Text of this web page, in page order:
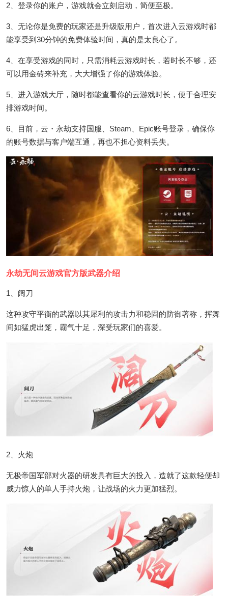
2、登录你的账户，游戏就会立刻启动，简便至极。
3、无论你是免费的玩家还是升级版用户，首次进入云游戏时都
能享受到30分钟的免费体验时间，真的是太良心了。
4、在享受游戏的同时，只需消耗云游戏时长，若时长不够，还
可以用金砖来补充，大大增强了你的游戏体验。
5、进入游戏大厅，随时都能查看你的云游戏时长，便于合理安
排游戏时间。
6、目前，云・永劫支持国服、Steam、Epic账号登录，确保你
的账号数据与客户端互通，再也不担心资料丢失。
永劫无间云游戏官方版武器介绍
1、阔刀
这种攻守平衡的武器以其犀利的攻击力和稳固的防御著称，挥舞
间如猛虎出笼，霸气十足，深受玩家们的喜爱。
2、火炮
无极帝国军部对火器的研发具有巨大的投入，造就了这款轻便却
威力惊人的单人手持火炮，让战场的火力更加猛烈。